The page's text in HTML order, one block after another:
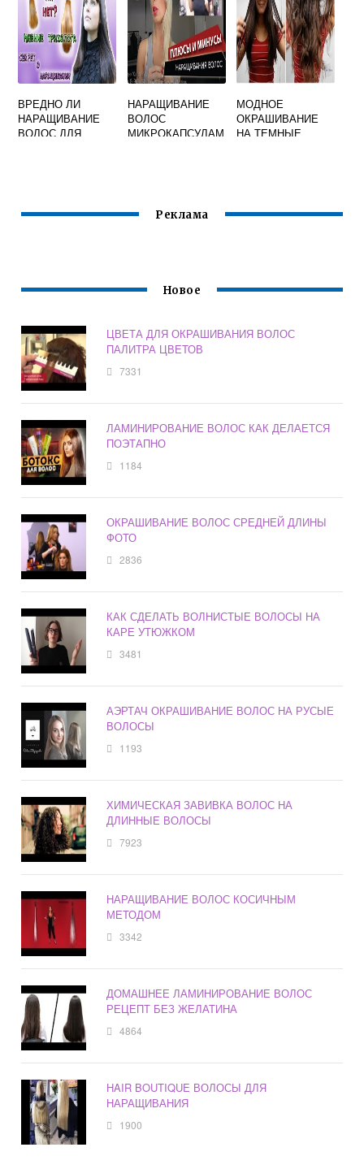
ВРЕДНО ЛИ
НАРАЩИВАНИЕ
ВОЛОС ДЛЯ
НАРАЩИВАНИЕ
ВОЛОС
МИКРОКАПСУЛАМ
МОДНОЕ
ОКРАШИВАНИЕ
НА ТЕМНЫЕ
Реклама
Новое
ЦВЕТА ДЛЯ ОКРАШИВАНИЯ ВОЛОС
ПАЛИТРА ЦВЕТОВ
7331
ЛАМИНИРОВАНИЕ ВОЛОС КАК ДЕЛАЕТСЯ
ПОЭТАПНО
1184
ОКРАШИВАНИЕ ВОЛОС СРЕДНЕЙ ДЛИНЫ
ФОТО
2836
КАК СДЕЛАТЬ ВОЛНИСТЫЕ ВОЛОСЫ НА
КАРЕ УТЮЖКОМ
3481
АЭРТАЧ ОКРАШИВАНИЕ ВОЛОС НА РУСЫЕ
ВОЛОСЫ
1193
ХИМИЧЕСКАЯ ЗАВИВКА ВОЛОС НА
ДЛИННЫЕ ВОЛОСЫ
7923
НАРАЩИВАНИЕ ВОЛОС КОСИЧНЫМ
МЕТОДОМ
3342
ДОМАШНЕЕ ЛАМИНИРОВАНИЕ ВОЛОС
РЕЦЕПТ БЕЗ ЖЕЛАТИНА
4864
HAIR BOUTIQUE ВОЛОСЫ ДЛЯ
НАРАЩИВАНИЯ
1900